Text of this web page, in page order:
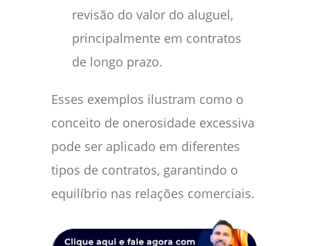
revisão do valor do aluguel,
principalmente em contratos
de longo prazo.
Esses exemplos ilustram como o
conceito de onerosidade excessiva
pode ser aplicado em diferentes
tipos de contratos, garantindo o
equilíbrio nas relações comerciais.